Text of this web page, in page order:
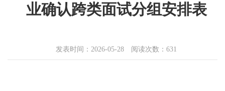
业确认跨类面试分组安排表
发表时间：2026-05-28 阅读次数： 631